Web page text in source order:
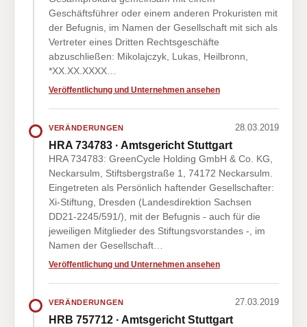
Geschäftsführer oder einem anderen Prokuristen mit
der Befugnis, im Namen der Gesellschaft mit sich als
Vertreter eines Dritten Rechtsgeschäfte
abzuschließen: Mikolajczyk, Lukas, Heilbronn,
*XX.XX.XXXX…
Veröffentlichung und Unternehmen ansehen
VERÄNDERUNGEN 28.03.2019
HRA 734783 · Amtsgericht Stuttgart
HRA 734783: GreenCycle Holding GmbH & Co. KG,
Neckarsulm, Stiftsbergstraße 1, 74172 Neckarsulm.
Eingetreten als Persönlich haftender Gesellschafter:
Xi-Stiftung, Dresden (Landesdirektion Sachsen
DD21-2245/591/), mit der Befugnis - auch für die
jeweiligen Mitglieder des Stiftungsvorstandes -, im
Namen der Gesellschaft…
Veröffentlichung und Unternehmen ansehen
VERÄNDERUNGEN 27.03.2019
HRB 757712 · Amtsgericht Stuttgart